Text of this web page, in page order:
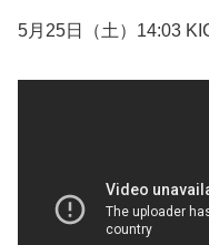
5月25日（土）14:03